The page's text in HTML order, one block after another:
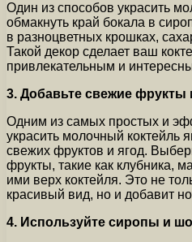
Один из способов украсить
обмакнуть край бокала в
в разноцветных крошках,
Такой декор сделает ваш
привлекательным и
3. Добавьте свежие фрукты
Одним из самых простых и
украсить молочный коктейль
свежих фруктов и ягод.
фрукты, такие как клубника,
ими верх коктейля. Это не
красивый вид, но и добавит
4. Используйте сиропы и